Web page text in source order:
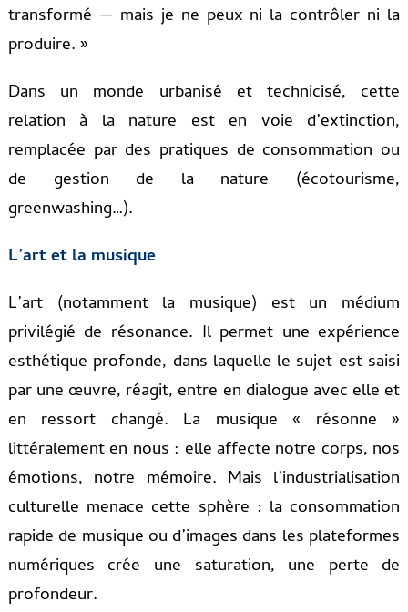
transformé — mais je ne peux ni la contrôler ni la
produire. »
Dans un monde urbanisé et technicisé, cette
relation à la nature est en voie d’extinction,
remplacée par des pratiques de consommation ou
de gestion de la nature (écotourisme,
greenwashing…).
L’art et la musique
L’art (notamment la musique) est un médium
privilégié de résonance. Il permet une expérience
esthétique profonde, dans laquelle le sujet est saisi
par une œuvre, réagit, entre en dialogue avec elle et
en ressort changé. La musique « résonne »
littéralement en nous : elle affecte notre corps, nos
émotions, notre mémoire. Mais l’industrialisation
culturelle menace cette sphère : la consommation
rapide de musique ou d’images dans les plateformes
numériques crée une saturation, une perte de
profondeur.